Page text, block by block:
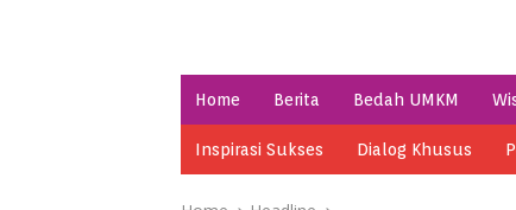
Home Berita Bedah UMKM
Inspirasi Sukses Dialog Khusus